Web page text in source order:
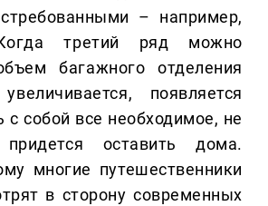
– например,
третий ряд можно
багажного отделения
появляется
с собой все необходимое, не
оставить дома.
многие путешественники
в сторону современных